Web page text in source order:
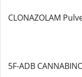
CLONAZOLAM
5F-ADB